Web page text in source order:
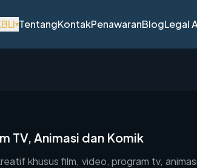
▾TentangKontakPenawaranBlogLegal
TV, Animasi dan Komik
khusus film, video, program tv,